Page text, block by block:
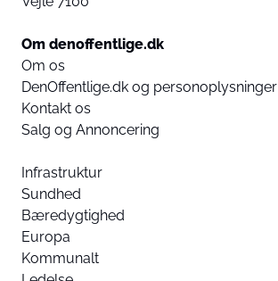
Om denoffentlige.dk
Om os
DenOffentlige.dk og personoplysninger
Kontakt os
Salg og Annoncering
Infrastruktur
Sundhed
Bæredygtighed
Europa
Kommunalt